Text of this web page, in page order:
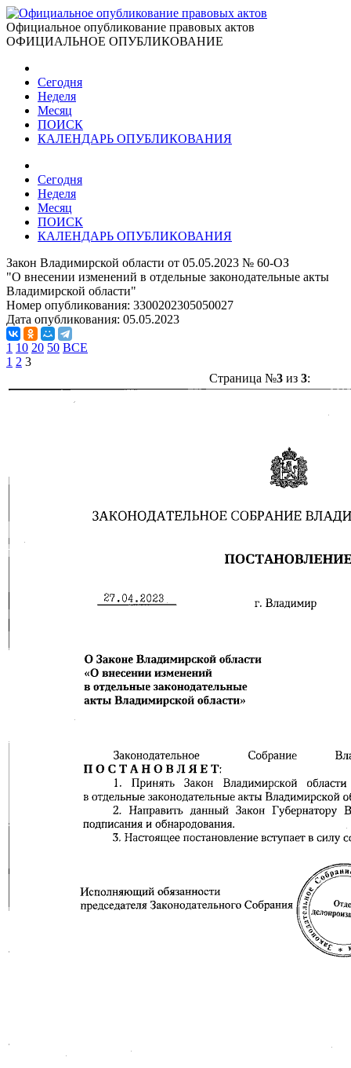
Официальное опубликование правовых актов
ОФИЦИАЛЬНОЕ ОПУБЛИКОВАНИЕ
Сегодня
Неделя
Месяц
ПОИСК
КАЛЕНДАРЬ ОПУБЛИКОВАНИЯ
Сегодня
Неделя
Месяц
ПОИСК
КАЛЕНДАРЬ ОПУБЛИКОВАНИЯ
Закон Владимирской области от 05.05.2023 № 60-ОЗ
"О внесении изменений в отдельные законодательные акты
Владимирской области"
Номер опубликования: 3300202305050027
Дата опубликования: 05.05.2023
1 10 20 50 ВСЕ
1 2 3
Страница №3из 3: